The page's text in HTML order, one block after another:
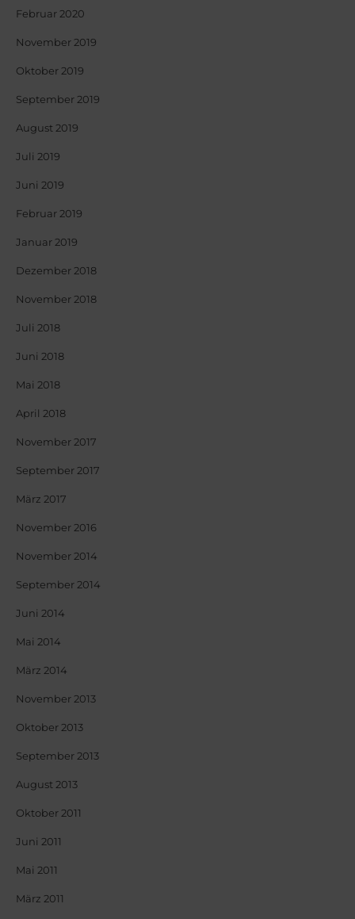
Februar 2020
November 2019
Oktober 2019
September 2019
August 2019
Juli 2019
Juni 2019
Februar 2019
Januar 2019
Dezember 2018
November 2018
Juli 2018
Juni 2018
Mai 2018
April 2018
November 2017
September 2017
März 2017
November 2016
November 2014
September 2014
Juni 2014
Mai 2014
März 2014
November 2013
Oktober 2013
September 2013
August 2013
Oktober 2011
Juni 2011
Mai 2011
März 2011